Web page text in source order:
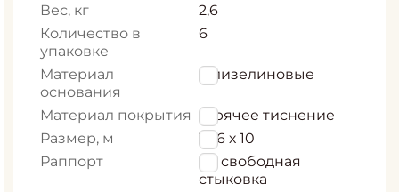
Вес, кг
2,6
Количество в
упаковке
6
Материал
основания
Флизелиновые
Материал покрытия Горячее тиснение
Размер, м
1,06 х 10
Раппорт
64 свободная
стыковка